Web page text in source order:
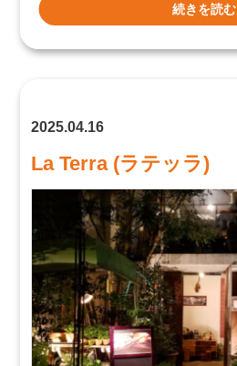
続きを読む
2025.04.16
La Terra (ラテッラ)